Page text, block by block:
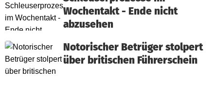
Wochentakt - Ende nicht
abzusehen
Notorischer Betrüger stolpert
über britischen Führerschein